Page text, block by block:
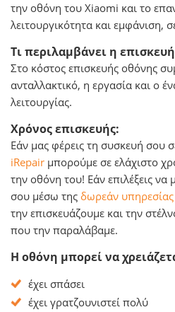
την οθόνη του Xiaomi και το
λειτουργικότητα και εμφάνιση,
Τι περιλαμβάνει η
Στο κόστος επισκευής οθόνης
ανταλλακτικό, η εργασία και o
λειτουργίας.
Χρόνος επισκευής:
Εάν μας φέρεις τη συσκευή σου
iRepair μπορούμε σε ελάχιστο
την οθόνη του! Εάν επιλέξεις να
σου μέσω της δωρεάν
την επισκευάζουμε και την
που την παραλάβαμε.
Η οθόνη μπορεί να
έχει σπάσει
έχει γρατζουνιστεί πολύ